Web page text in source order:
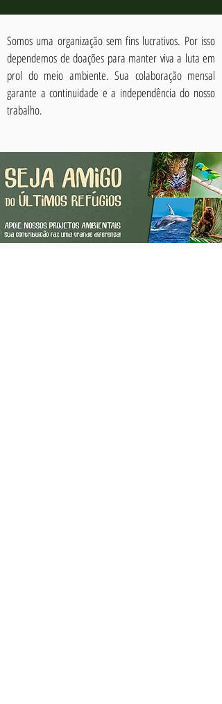
Somos uma organização sem fins lucrativos. Por isso
dependemos de doações para manter viva a luta em
prol do meio ambiente. Sua colaboração mensal
garante a continuidade e a independência do nosso
trabalho.